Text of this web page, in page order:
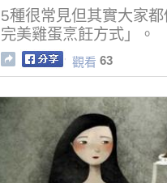
5種很常見但其實大家
完美雞蛋烹飪方式」。
觀看 63